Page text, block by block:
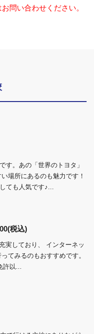
問い合わせください。
す。あの「世界のトヨタ」
場所にあるのも魅力です！
ても人気です♪...
税込)
しており、 インターネッ
てみるのもおすすめです。
許以...